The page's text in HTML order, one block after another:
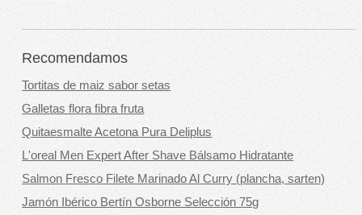
Recomendamos
Tortitas de maiz sabor setas
Galletas flora fibra fruta
Quitaesmalte Acetona Pura Deliplus
L'oreal Men Expert After Shave Bálsamo Hidratante
Salmon Fresco Filete Marinado Al Curry (plancha, sarten)
Jamón Ibérico Bertín Osborne Selección 75g